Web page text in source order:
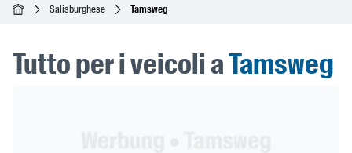
Home Salisburghese Tamsweg
Tutto per i veicoli aTamsweg